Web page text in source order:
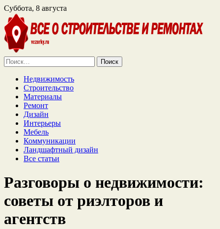
Суббота, 8 августа
Найти:
Недвижимость
Строительство
Материалы
Ремонт
Дизайн
Интерьеры
Мебель
Коммуникации
Ландшафтный дизайн
Все статьи
Разговоры о недвижимости:
советы от риэлторов и
агентств